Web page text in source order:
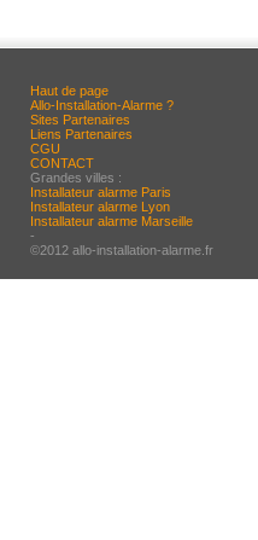
Haut de page
Allo-Installation-Alarme ?
Sites Partenaires
Liens Partenaires
CGU
CONTACT
Grandes villes :
Installateur alarme Paris
Installateur alarme Lyon
Installateur alarme Marseille
-
©2012 allo-installation-alarme.fr